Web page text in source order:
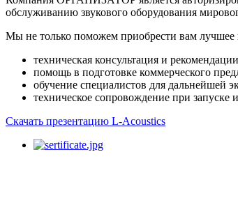
обслуживанию звукового оборудования
Мы не только поможем приобрести вам лучшее
техническая консультация и
помощь в подготовке коммерческого
обучение специалистов для дальнейшей
техническое сопровождение при запуске
Скачать презентацию L-Acoustics